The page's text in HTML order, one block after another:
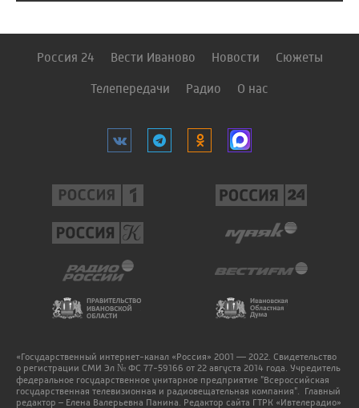
Россия 24 Вести Иваново Новости Сюжеты
Телепередачи Радио О нас
«Государственный интернет-канал «Россия» 2001 — 2022. Свидетельство
о регистрации СМИ Эл № ФС 77-59166 от 22 августа 2014 года. Учредитель
федеральное государственное унитарное предприятие "Всероссийская
государственная телевизионная и радиовещательная компания". Главный
редактор – Елена Валерьевна Панина. Редактор сайта ГТРК «Ивтелерадио»